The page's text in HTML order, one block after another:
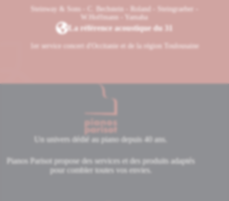
Steinway & Sons - C. Bechstein - Roland - Steingraeber -
W.Hoffmann - Yamaha
La référence acoustique du 31
1er service concert d'Occitanie et de la région Toulousaine
Un univers dédié au piano depuis 40 ans.
Pianos Parisot propose des services et des produits adaptés
pour combler toutes vos envies.